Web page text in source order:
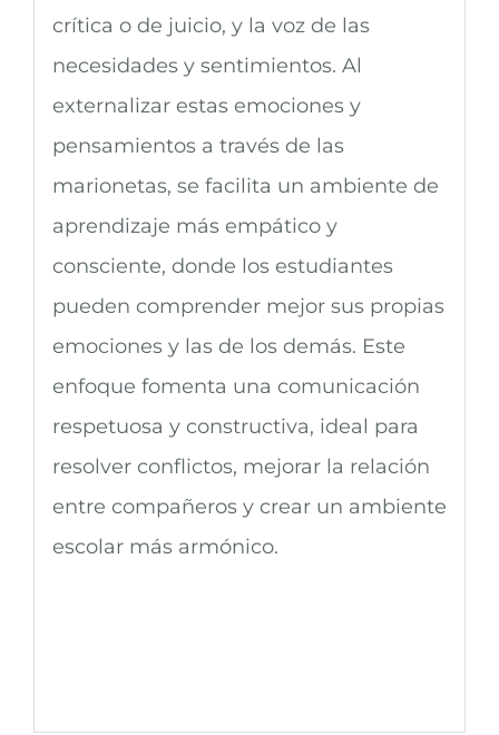
crítica o de juicio, y la voz de las
necesidades y sentimientos. Al
externalizar estas emociones y
pensamientos a través de las
marionetas, se facilita un ambiente de
aprendizaje más empático y
consciente, donde los estudiantes
pueden comprender mejor sus propias
emociones y las de los demás. Este
enfoque fomenta una comunicación
respetuosa y constructiva, ideal para
resolver conflictos, mejorar la relación
entre compañeros y crear un ambiente
escolar más armónico.